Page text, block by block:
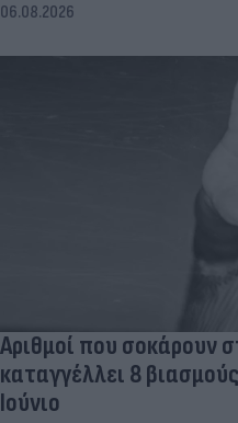
06.08.2026
Αριθμοί που σοκάρουν
καταγγέλλει 8
Ιούνιο